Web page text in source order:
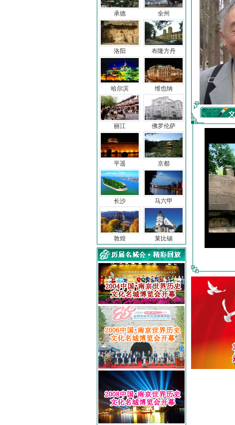
承德
洛阳
哈尔滨
丽江
平遥
长沙
敦煌
全州
布隆方丹
维也纳
佛罗伦萨
京都
马六甲
莱比锡
车前子 冯亦同